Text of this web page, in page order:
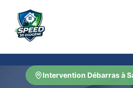
Intervention Débarras à